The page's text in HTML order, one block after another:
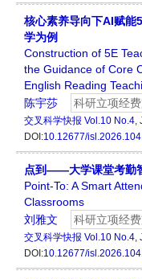
核心素养导向下AI赋
学为例
Construction of 5E
the Guidance of Core
English Reading
陈宇莎
科研立项经
交叉科学快报 Vol.10 No.4,
DOI:10.12677/
点到——大学课堂考勤
Point-To: A Smart
Classrooms
刘雅文
科研立项经
交叉科学快报 Vol.10 No.4,
DOI:10.12677/